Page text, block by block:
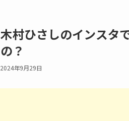
木村ひさしのインスタ
の？
2024年9月29日